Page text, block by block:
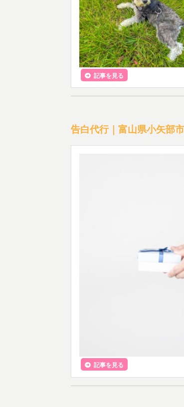
記事を見る
告白代行｜富山県小矢部
記事を見る